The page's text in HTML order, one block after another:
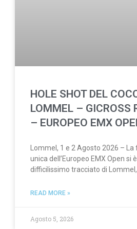
HOLE SHOT DEL
LOMMEL – GICROSS
– EUROPEO EMX
Lommel, 1 e 2 Agosto 2026 –
unica dell’Europeo EMX Open si
difficilissimo tracciato di Lommel,
READ MORE »
Agosto 5, 2026